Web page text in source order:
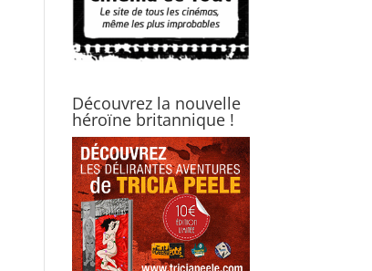
Découvrez la nouvelle
héroïne britannique !